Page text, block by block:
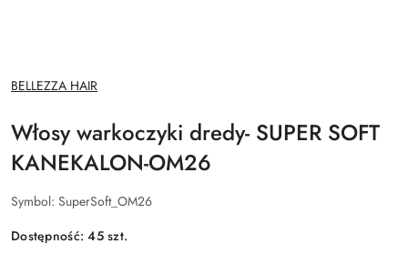
NAZWA
PRODUCENTA:
BELLEZZA HAIR
Włosy warkoczyki dredy- SUPER SOFT
KANEKALON-OM26
Symbol: SuperSoft_OM26
Dostępność:45szt.